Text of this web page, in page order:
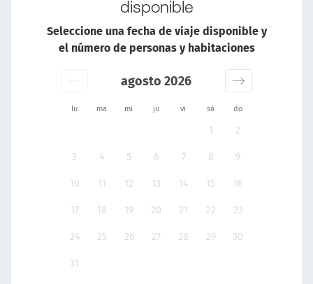
disponible
Seleccione una fecha de viaje disponible y
el número de personas y habitaciones
lu ma mi ju vi sá do
agosto 2026
1 2
3 4 5 6 7 8 9
10 11 12 13 14 15 16
17 18 19 20 21 22 23
24 25 26 27 28 29 30
31